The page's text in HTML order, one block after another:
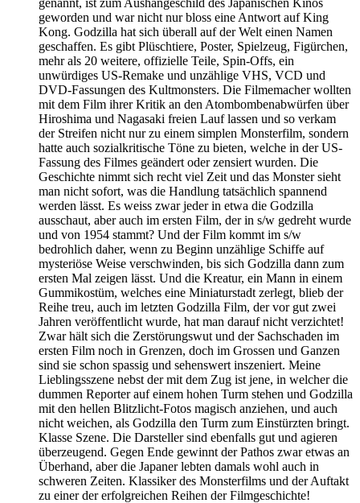
geworden und war nicht nur bloss eine Antwort auf King
Kong. Godzilla hat sich überall auf der Welt einen Namen
geschaffen. Es gibt Plüschtiere, Poster, Spielzeug, Figürchen,
mehr als 20 weitere, offizielle Teile, Spin-Offs, ein
unwürdiges US-Remake und unzählige VHS, VCD und
DVD-Fassungen des Kultmonsters. Die Filmemacher wollten
mit dem Film ihrer Kritik an den Atombombenabwürfen über
Hiroshima und Nagasaki freien Lauf lassen und so verkam
der Streifen nicht nur zu einem simplen Monsterfilm, sondern
hatte auch sozialkritische Töne zu bieten, welche in der US-
Fassung des Filmes geändert oder zensiert wurden. Die
Geschichte nimmt sich recht viel Zeit und das Monster sieht
man nicht sofort, was die Handlung tatsächlich spannend
werden lässt. Es weiss zwar jeder in etwa die Godzilla
ausschaut, aber auch im ersten Film, der in s/w gedreht wurde
und von 1954 stammt? Und der Film kommt im s/w
bedrohlich daher, wenn zu Beginn unzählige Schiffe auf
mysteriöse Weise verschwinden, bis sich Godzilla dann zum
ersten Mal zeigen lässt. Und die Kreatur, ein Mann in einem
Gummikostüm, welches eine Miniaturstadt zerlegt, blieb der
Reihe treu, auch im letzten Godzilla Film, der vor gut zwei
Jahren veröffentlicht wurde, hat man darauf nicht verzichtet!
Zwar hält sich die Zerstörungswut und der Sachschaden im
ersten Film noch in Grenzen, doch im Grossen und Ganzen
sind sie schon spassig und sehenswert inszeniert. Meine
Lieblingsszene nebst der mit dem Zug ist jene, in welcher die
dummen Reporter auf einem hohen Turm stehen und Godzilla
mit den hellen Blitzlicht-Fotos magisch anziehen, und auch
nicht weichen, als Godzilla den Turm zum Einstürzten bringt.
Klasse Szene. Die Darsteller sind ebenfalls gut und agieren
überzeugend. Gegen Ende gewinnt der Pathos zwar etwas an
Überhand, aber die Japaner lebten damals wohl auch in
schweren Zeiten. Klassiker des Monsterfilms und der Auftakt
zu einer der erfolgreichen Reihen der Filmgeschichte!